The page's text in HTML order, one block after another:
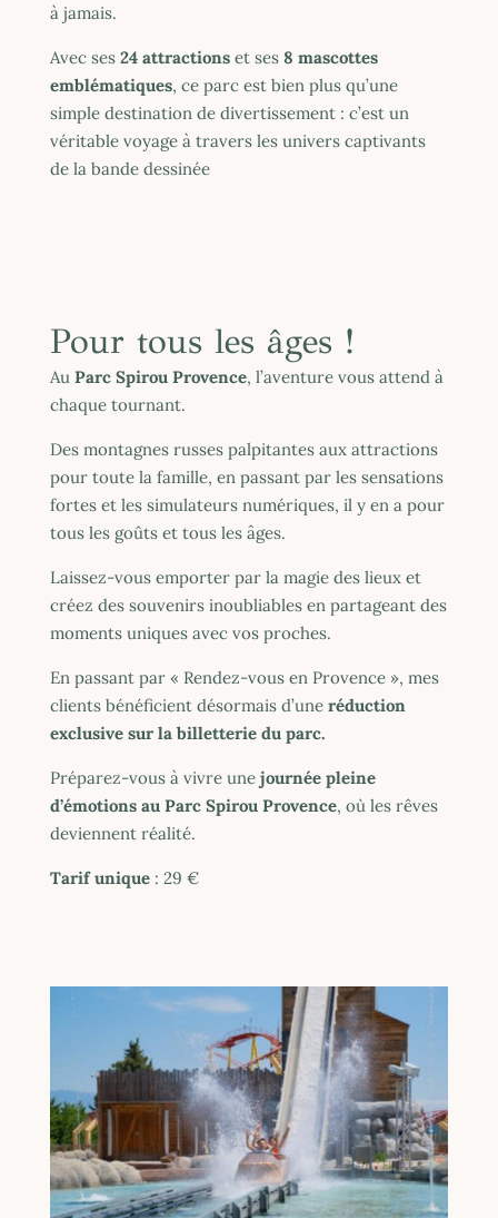
à jamais.
Avec ses24 attractionset ses 8 mascottes
emblématiques, ce parc est bien plus qu’une
simple destination de divertissement : c’est un
véritable voyage à travers les univers captivants
de la bande dessinée
Pour tous les âges !
Au Parc Spirou Provence, l’aventure vous attend à
chaque tournant.
Des montagnes russes palpitantes aux attractions
pour toute la famille, en passant par les sensations
fortes et les simulateurs numériques, il y en a pour
tous les goûts et tous les âges.
Laissez-vous emporter par la magie des lieux et
créez des souvenirs inoubliables en partageant des
moments uniques avec vos proches.
En passant par « Rendez-vous en Provence », mes
clients bénéficient désormais d’une réduction
exclusive sur la billetterie du parc.
Préparez-vous à vivre une journée pleine
d’émotions au Parc Spirou Provence, où les rêves
deviennent réalité.
Tarif unique: 29 €